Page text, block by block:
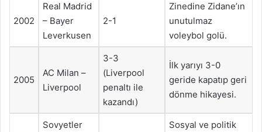
2002
Real Madrid
– Bayer
Leverkusen
2-1
Zinedine Zidane’ın
unutulmaz
voleybol golü.
2005
AC Milan –
Liverpool
3-3
(Liverpool
penaltı ile
kazandı)
İlk yarıyı 3-0
geride kapatıp geri
dönme hikayesi.
Sovyetler
Sosyal ve politik